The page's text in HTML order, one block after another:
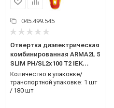
045.499.545
Отвертка диэлектрическая
комбинированная ARMA2L 5
SLIM PH/SL2х100 Т2 IEK
(A2L5-SC31-T2-HS-20-100)
Количество в упаковке/
транспортной упаковке: 1 шт
/ 180 шт